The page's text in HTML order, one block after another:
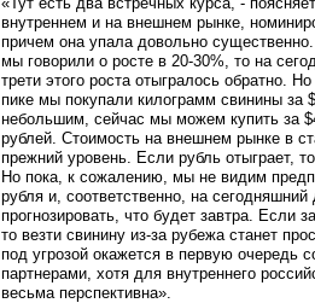
внутреннем и на внешнем рынке,
причем она упала довольно
мы говорили о росте в 20-30%, то на
трети этого роста отыгралось обратно.
пике мы покупали килограмм свинины за
небольшим, сейчас мы можем купить за
рублей. Стоимость на внешнем рынке в
прежний уровень. Если рубль отыграет,
Но пока, к сожалению, мы не видим
рубля и, соответственно, на
прогнозировать, что будет завтра. Если
то везти свинину из-за рубежа станет
под угрозой окажется в первую очередь
партнерами, хотя для внутреннего
весьма перспективна».